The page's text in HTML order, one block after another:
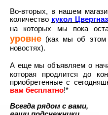
Во-вторых, в нашем
количество кукол
на которых мы пока
уровне (как мы об этом
новостях).
А еще мы объявляем о
которая продлится до
приобретенные с
вам бесплатно!*
Всегда рядом с вами,